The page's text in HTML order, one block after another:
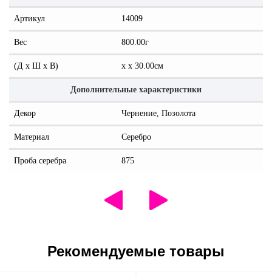
Артикул 14009
Вес 800.00г
(Д x Ш x В) x x 30.00см
Дополнительные характеристики
Декор Чернение, Позолота
Материал Серебро
Проба серебра 875
Рекомендуемые товары